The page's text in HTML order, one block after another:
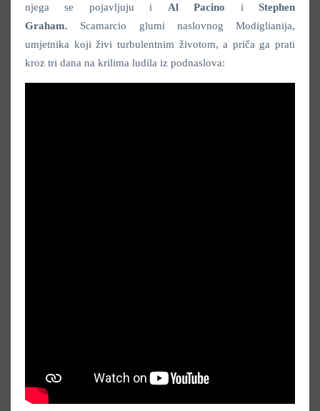
njega se pojavljuju i Al Pacino iStephen
Graham. Scamarcio glumi naslovnog Modiglianija,
umjetnika koji živi turbulentnim životom, a priča ga prati
kroz tri dana na krilima ludila iz podnaslova: